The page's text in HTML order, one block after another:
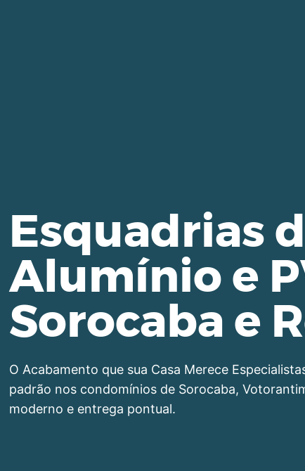
Esquadrias
Alumínio e
Sorocaba e
O Acabamento que sua Casa Merece
padrão nos condomínios de Sorocaba,
moderno e entrega pontual.